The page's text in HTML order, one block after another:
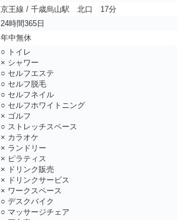
京王線 / 千歳烏山駅 北口 17分
24時間365日
年中無休
○ トイレ
× シャワー
○ セルフエステ
○ セルフ脱毛
○ セルフネイル
○ セルフホワイトニング
× ゴルフ
○ ストレッチスペース
× カラオケ
× ランドリー
× ピラティス
× ドリンク販売
× ドリンクサービス
× ワークスペース
○ デスクバイク
○ マッサージチェア